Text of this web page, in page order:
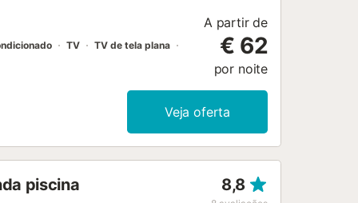
TV
TV de tela plana
A partir de
€ 62
por noite
Veja oferta
piscina 8,8